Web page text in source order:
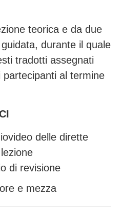
teorica e da due
durante il quale
tradotti assegnati
al termine
delle dirette
di revisione
e mezza